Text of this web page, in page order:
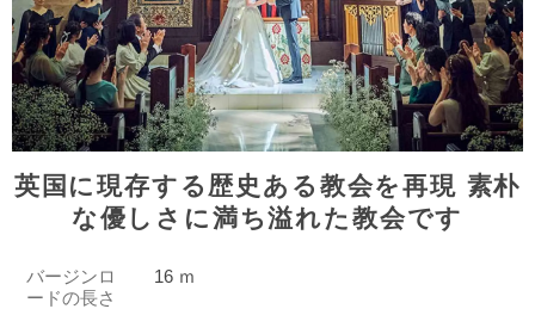
英国に現存する歴史ある教会を再現 素朴
な優しさに満ち溢れた教会です
バージンロ
ードの長さ
16 ｍ